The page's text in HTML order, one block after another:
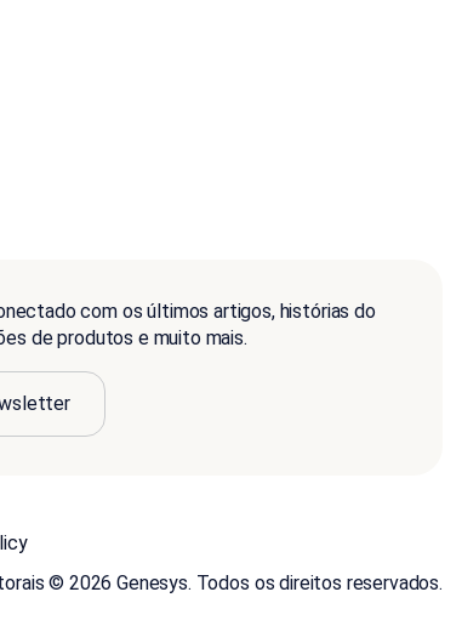
com os últimos artigos, histórias do
de produtos e muito mais.
© 2026 Genesys. Todos os direitos reservados.